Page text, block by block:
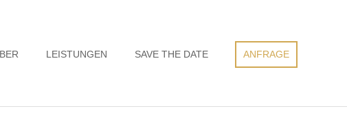
ANFRAGE
LEISTUNGEN SAVE THE DATE